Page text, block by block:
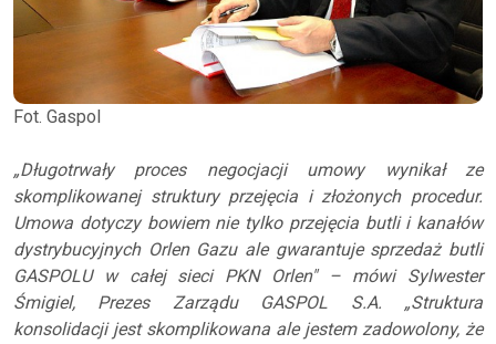
Fot. Gaspol
„Długotrwały proces negocjacji umowy wynikał ze
skomplikowanej struktury przejęcia i złożonych procedur.
Umowa dotyczy bowiem nie tylko przejęcia butli i kanałów
dystrybucyjnych Orlen Gazu ale gwarantuje sprzedaż butli
GASPOLU w całej sieci PKN Orlen" – mówi Sylwester
Śmigiel, Prezes Zarządu GASPOL S.A. „Struktura
konsolidacji jest skomplikowana ale jestem zadowolony, że